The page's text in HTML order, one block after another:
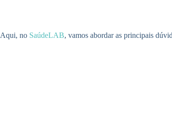
Aqui, no SaúdeLAB, vamos abordar as principais